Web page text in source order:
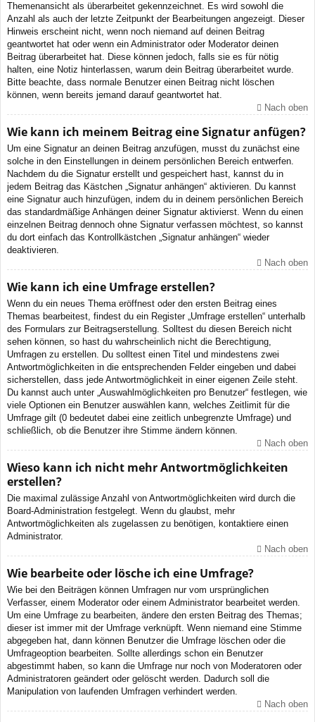
Themenansicht als überarbeitet gekennzeichnet. Es wird sowohl die
Anzahl als auch der letzte Zeitpunkt der Bearbeitungen angezeigt. Dieser
Hinweis erscheint nicht, wenn noch niemand auf deinen Beitrag
geantwortet hat oder wenn ein Administrator oder Moderator deinen
Beitrag überarbeitet hat. Diese können jedoch, falls sie es für nötig
halten, eine Notiz hinterlassen, warum dein Beitrag überarbeitet wurde.
Bitte beachte, dass normale Benutzer einen Beitrag nicht löschen
können, wenn bereits jemand darauf geantwortet hat.
Nach oben
Wie kann ich meinem Beitrag eine Signatur anfügen?
Um eine Signatur an deinen Beitrag anzufügen, musst du zunächst eine
solche in den Einstellungen in deinem persönlichen Bereich entwerfen.
Nachdem du die Signatur erstellt und gespeichert hast, kannst du in
jedem Beitrag das Kästchen „Signatur anhängen“ aktivieren. Du kannst
eine Signatur auch hinzufügen, indem du in deinem persönlichen Bereich
das standardmäßige Anhängen deiner Signatur aktivierst. Wenn du einen
einzelnen Beitrag dennoch ohne Signatur verfassen möchtest, so kannst
du dort einfach das Kontrollkästchen „Signatur anhängen“ wieder
deaktivieren.
Nach oben
Wie kann ich eine Umfrage erstellen?
Wenn du ein neues Thema eröffnest oder den ersten Beitrag eines
Themas bearbeitest, findest du ein Register „Umfrage erstellen“ unterhalb
des Formulars zur Beitragserstellung. Solltest du diesen Bereich nicht
sehen können, so hast du wahrscheinlich nicht die Berechtigung,
Umfragen zu erstellen. Du solltest einen Titel und mindestens zwei
Antwortmöglichkeiten in die entsprechenden Felder eingeben und dabei
sicherstellen, dass jede Antwortmöglichkeit in einer eigenen Zeile steht.
Du kannst auch unter „Auswahlmöglichkeiten pro Benutzer“ festlegen, wie
viele Optionen ein Benutzer auswählen kann, welches Zeitlimit für die
Umfrage gilt (0 bedeutet dabei eine zeitlich unbegrenzte Umfrage) und
schließlich, ob die Benutzer ihre Stimme ändern können.
Nach oben
Wieso kann ich nicht mehr Antwortmöglichkeiten
erstellen?
Die maximal zulässige Anzahl von Antwortmöglichkeiten wird durch die
Board-Administration festgelegt. Wenn du glaubst, mehr
Antwortmöglichkeiten als zugelassen zu benötigen, kontaktiere einen
Administrator.
Nach oben
Wie bearbeite oder lösche ich eine Umfrage?
Wie bei den Beiträgen können Umfragen nur vom ursprünglichen
Verfasser, einem Moderator oder einem Administrator bearbeitet werden.
Um eine Umfrage zu bearbeiten, ändere den ersten Beitrag des Themas;
dieser ist immer mit der Umfrage verknüpft. Wenn niemand eine Stimme
abgegeben hat, dann können Benutzer die Umfrage löschen oder die
Umfrageoption bearbeiten. Sollte allerdings schon ein Benutzer
abgestimmt haben, so kann die Umfrage nur noch von Moderatoren oder
Administratoren geändert oder gelöscht werden. Dadurch soll die
Manipulation von laufenden Umfragen verhindert werden.
Nach oben